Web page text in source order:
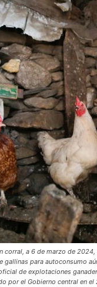
corral, a 6 de marzo de
para autoconsumo
de explotaciones
por el Gobierno central en